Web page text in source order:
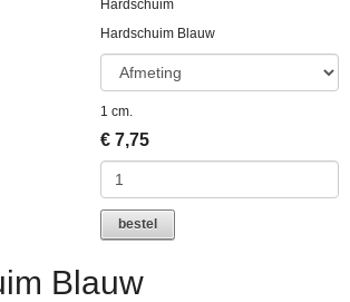
Hardschuim
Hardschuim Blauw
1 cm.
€ 7,75
bestel
Blauw